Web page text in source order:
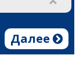
Далее